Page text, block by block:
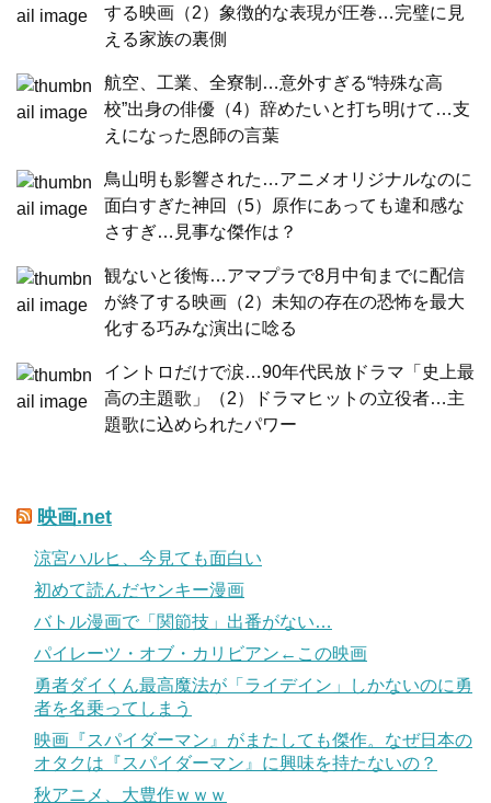
する映画（2）象徴的な表現が圧巻…完璧に見
える家族の裏側
航空、工業、全寮制…意外すぎる“特殊な高
校”出身の俳優（4）辞めたいと打ち明けて…支
えになった恩師の言葉
鳥山明も影響された…アニメオリジナルなのに
面白すぎた神回（5）原作にあっても違和感な
さすぎ…見事な傑作は？
観ないと後悔…アマプラで8月中旬までに配信
が終了する映画（2）未知の存在の恐怖を最大
化する巧みな演出に唸る
イントロだけで涙…90年代民放ドラマ「史上最
高の主題歌」（2）ドラマヒットの立役者…主
題歌に込められたパワー
映画.net
涼宮ハルヒ、今見ても面白い
初めて読んだヤンキー漫画
バトル漫画で「関節技」出番がない…
パイレーツ・オブ・カリビアン←この映画
勇者ダイくん最高魔法が「ライデイン」しかないのに勇
者を名乗ってしまう
映画『スパイダーマン』がまたしても傑作。なぜ日本の
オタクは『スパイダーマン』に興味を持たないの？
秋アニメ、大豊作ｗｗｗ